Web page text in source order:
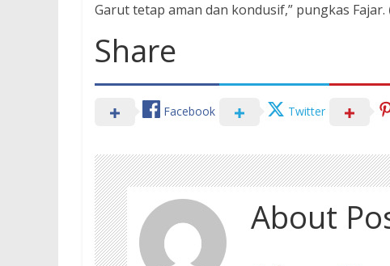
Garut tetap aman dan kondusif,” pungkas Fajar.
Share
Facebook Twitter
About